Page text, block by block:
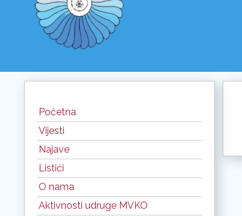
sadržaja
Početna
Vijesti
Najave
Listići
O nama
Aktivnosti udruge MVKO